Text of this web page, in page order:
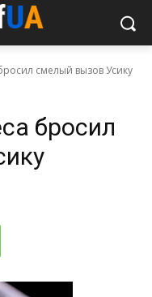
смелый вызов Усику
бросил